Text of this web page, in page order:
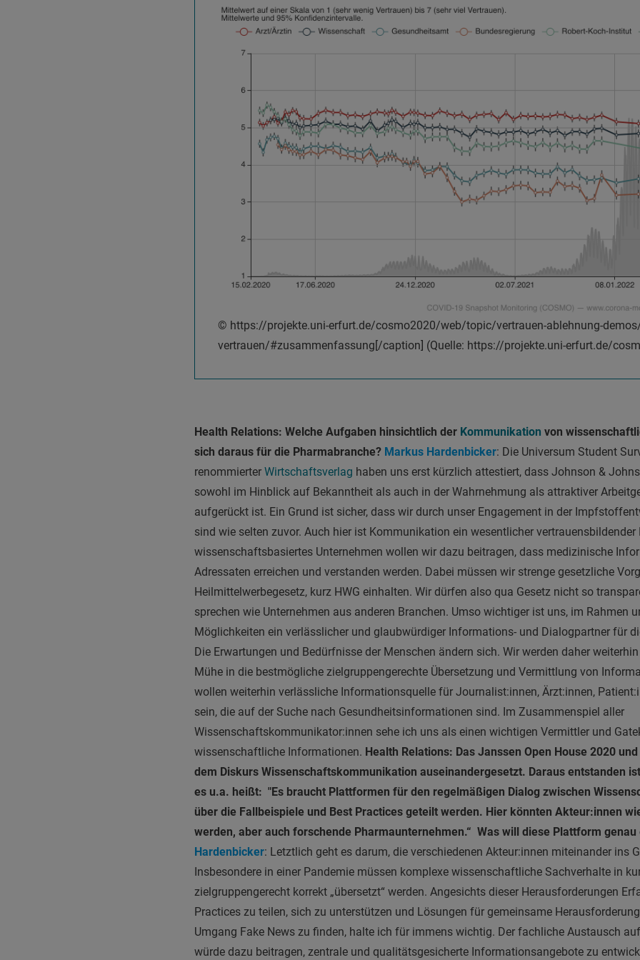
© https://projekte.uni-erfurt.de/cosmo2020/web/topic/vertrauen-ablehnung-
vertrauen/#zusammenfassung[/caption] (Quelle: https://projekte.uni-erfurt.de/
Health Relations: Welche Aufgaben hinsichtlich der Kommunikation von
sich daraus für die Pharmabranche? Markus Hardenbicker: Die Universum Student
renommierter Wirtschaftsverlag haben uns erst kürzlich attestiert, dass Johnson &
sowohl im Hinblick auf Bekanntheit als auch in der Wahrnehmung als attraktiver
aufgerückt ist. Ein Grund ist sicher, dass wir durch unser Engagement in der
sind wie selten zuvor. Auch hier ist Kommunikation ein wesentlicher vertrauensbildender
wissenschaftsbasiertes Unternehmen wollen wir dazu beitragen, dass medizinische
Adressaten erreichen und verstanden werden. Dabei müssen wir strenge gesetzliche
Heilmittelwerbegesetz, kurz HWG einhalten. Wir dürfen also qua Gesetz nicht so
sprechen wie Unternehmen aus anderen Branchen. Umso wichtiger ist uns, im Rahmen
Möglichkeiten ein verlässlicher und glaubwürdiger Informations- und Dialogpartner für
Die Erwartungen und Bedürfnisse der Menschen ändern sich. Wir werden daher
Mühe in die bestmögliche zielgruppengerechte Übersetzung und Vermittlung von
wollen weiterhin verlässliche Informationsquelle für Journalist:innen, Ärzt:innen,
sein, die auf der Suche nach Gesundheitsinformationen sind. Im Zusammenspiel aller
Wissenschaftskommunikator:innen sehe ich uns als einen wichtigen Vermittler und
wissenschaftliche Informationen. Health Relations: Das Janssen Open House 2020
dem Diskurs Wissenschaftskommunikation auseinandergesetzt. Daraus entstanden
es u.a. heißt: "Es braucht Plattformen für den regelmäßigen Dialog zwischen
über die Fallbeispiele und Best Practices geteilt werden. Hier könnten Akteur:innen
werden, aber auch forschende Pharmaunternehmen.“ Was will diese Plattform genau
Hardenbicker: Letztlich geht es darum, die verschiedenen Akteur:innen miteinander ins
Insbesondere in einer Pandemie müssen komplexe wissenschaftliche Sachverhalte in
zielgruppengerecht korrekt „übersetzt“ werden. Angesichts dieser Herausforderungen
Practices zu teilen, sich zu unterstützen und Lösungen für gemeinsame
Umgang Fake News zu finden, halte ich für immens wichtig. Der fachliche Austausch
würde dazu beitragen, zentrale und qualitätsgesicherte Informationsangebote zu